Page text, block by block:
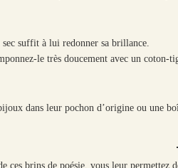
suffit à lui redonner sa brillance.
le très doucement avec un coton-
dans leur pochon d’origine ou une
ces brins de poésie, vous leur permettez